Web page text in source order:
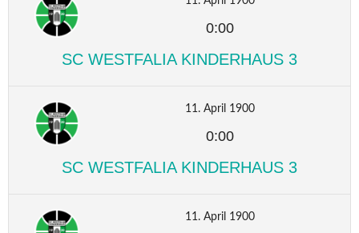
0:00
SC WESTFALIA KINDERHAUS 3
11. April 1900
0:00
SC WESTFALIA KINDERHAUS 3
11. April 1900